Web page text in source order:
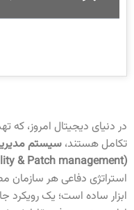
در دنیای دیجیتال امروز، که
تکامل هستند، سیستم
(
& Patch management
استراتژی دفاعی هر
ابزار ساده است؛ یک رویکرد